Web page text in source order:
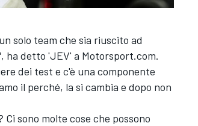
solo team che sia riuscito ad
ha detto 'JEV' a Motorsport.com.
dei test e c'è una componente
il perché, la si cambia e dopo non
sono molte cose che possono